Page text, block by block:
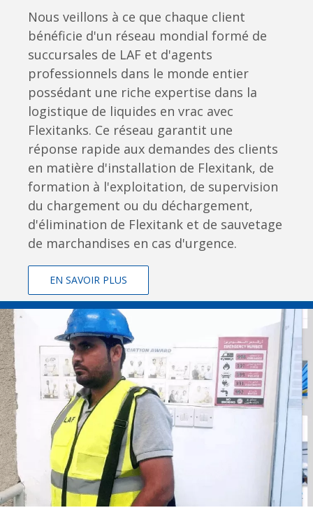
Nous veillons à ce que chaque client
bénéficie d'un réseau mondial formé de
succursales de LAF et d'agents
professionnels dans le monde entier
possédant une riche expertise dans la
logistique de liquides en vrac avec
Flexitanks. Ce réseau garantit une
réponse rapide aux demandes des clients
en matière d'installation de Flexitank, de
formation à l'exploitation, de supervision
du chargement ou du déchargement,
d'élimination de Flexitank et de sauvetage
de marchandises en cas d'urgence.
EN SAVOIR PLUS